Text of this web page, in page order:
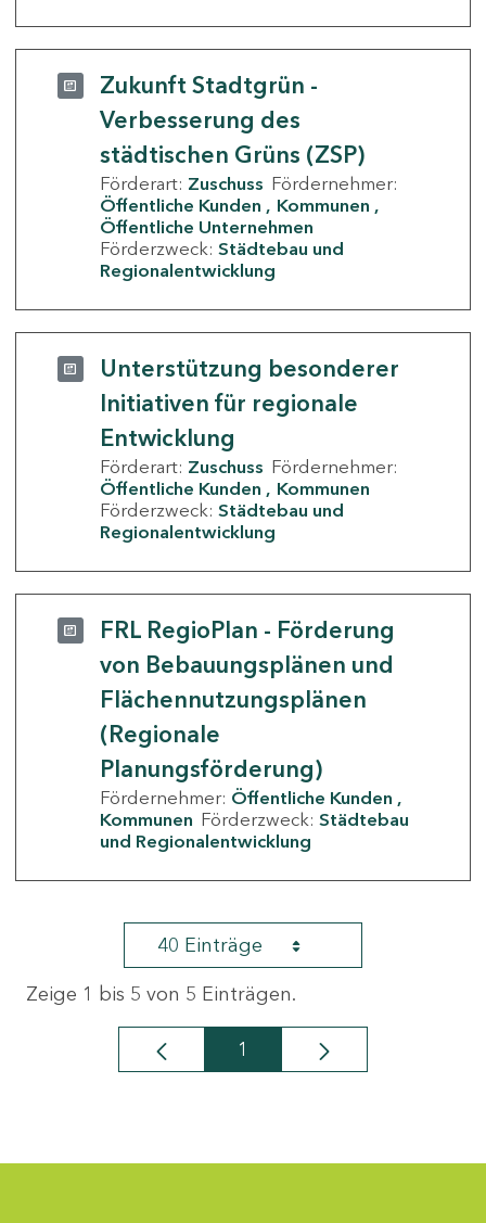
Zukunft Stadtgrün -
Verbesserung des
städtischen Grüns (ZSP)
Förderart: Zuschuss Fördernehmer:
Öffentliche Kunden
Kommunen
Öffentliche Unternehmen
Förderzweck: Städtebau und
Regionalentwicklung
Unterstützung besonderer
Initiativen für regionale
Entwicklung
Förderart: Zuschuss Fördernehmer:
Öffentliche Kunden
Kommunen
Förderzweck: Städtebau und
Regionalentwicklung
FRL RegioPlan - Förderung
von Bebauungsplänen und
Flächennutzungsplänen
(Regionale
Planungsförderung)
Fördernehmer: Öffentliche Kunden
Kommunen Förderzweck: Städtebau
und Regionalentwicklung
40 Einträge
Zeige 1 bis 5 von 5 Einträgen.
Seite
1